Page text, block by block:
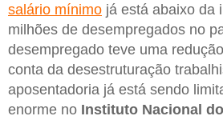
salário mínimo já está abaixo da
milhões de desempregados no
desempregado teve uma
conta da desestruturação
aposentadoria já está sendo
enorme no Instituto Nacional